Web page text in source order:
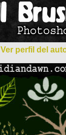
Ver perfil del